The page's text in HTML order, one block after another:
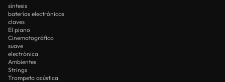
síntesis
baterías electrónicas
claves
El piano
Cinematográfico
suave
electrónica
Ambientes
Strings
Trompeta acústica